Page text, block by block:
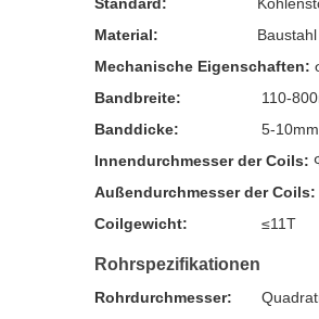
Material:
Mechanische Eigenschaften:
Bandbreite:
110-
Banddicke:
5-10mm
Innendurchmesser der Coils:
Außendurchmesser der Coils:
Coilgewicht:
≤11T
Rohrspezifikationen
Rohrdurchmesser: